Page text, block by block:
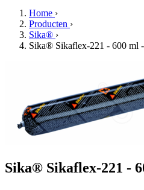
Home ›
Producten ›
Sika® ›
Sika® Sikaflex-221 - 600 ml
Sika® Sikaflex-221 -